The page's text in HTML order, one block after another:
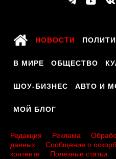
НОВОСТИ
В МИРЕ ОБЩЕСТВО
ШОУ-БИЗНЕС АВТО И
МОЙ БЛОГ
Редакция Реклама
данных
Сообщение о
контенте
Полезные статьи